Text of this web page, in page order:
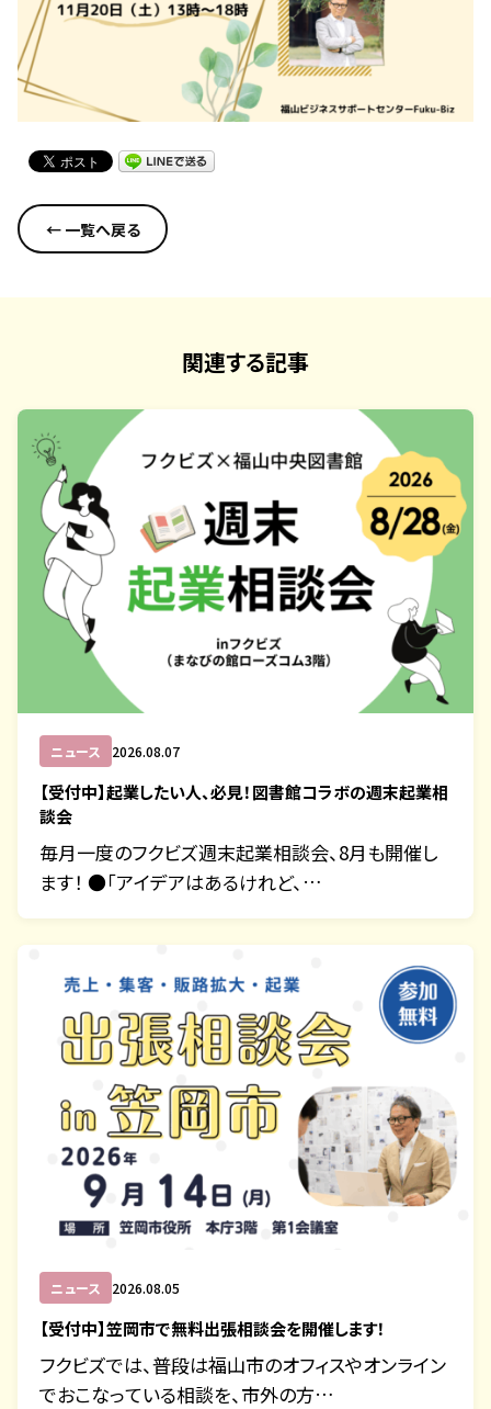
← 一覧へ戻る
関連する記事
ニュース 2026.08.07
【受付中】起業したい人、必見！図書館コラボの週末起業相
談会
毎月一度のフクビズ週末起業相談会、8月も開催し
ます！ ●「アイデアはあるけれど、…
ニュース 2026.08.05
【受付中】笠岡市で無料出張相談会を開催します！
フクビズでは、普段は福山市のオフィスやオンライン
でおこなっている相談を、市外の方…